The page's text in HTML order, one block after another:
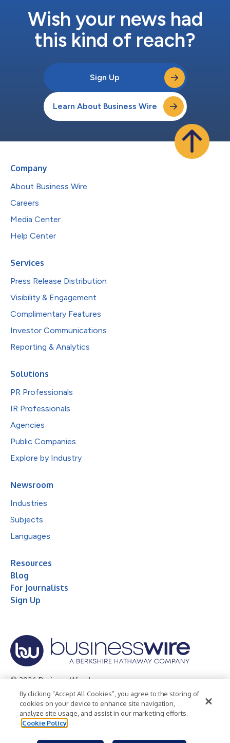
Wish your news had
this kind of reach?
Sign Up
Learn About Business Wire
Company
About Business Wire
Careers
Media Center
Help Center
Services
Press Release Distribution
Visibility & Engagement
Complimentary Features
Investor Communications
Reporting & Analytics
Solutions
PR Professionals
IR Professionals
Agencies
Public Companies
Explore by Industry
Newsroom
Industries
Subjects
Languages
Resources
Blog
For Journalists
Sign Up
© 2026 Business Wire, Inc.
Privacy Policy Cookie Policy
Accessibility Statement
Terms of Use
Legal
By clicking “Accept All Cookies”, you agree to the storing of
cookies on your device to enhance site navigation,
analyze site usage, and assist in our marketing efforts.
Cookie Policy